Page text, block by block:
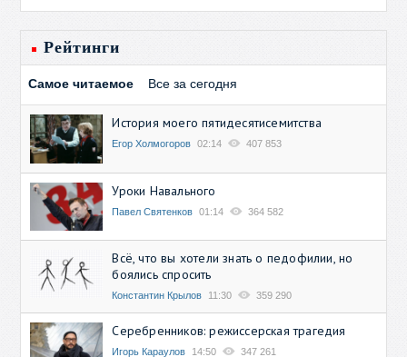
Рейтинги
Самое читаемое Все за сегодня
История моего пятидесятисемитства
Егор Холмогоров 02:14 407 853
Уроки Навального
Павел Святенков 01:14 364 582
Всё, что вы хотели знать о педофилии, но
боялись спросить
Константин Крылов 11:30 359 290
Серебренников: режиссерская трагедия
Игорь Караулов 14:50 347 261